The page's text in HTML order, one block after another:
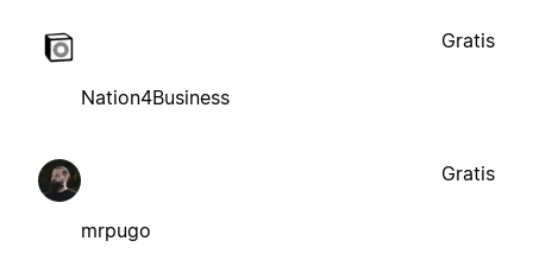
Nation4Business
Gratis
mrpugo
Gratis